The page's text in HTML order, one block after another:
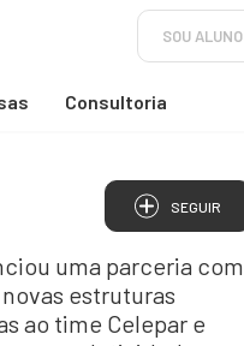
SOU ALUNO
Consultoria
SEGUIR
uma parceria com
estruturas
ao time Celepar e